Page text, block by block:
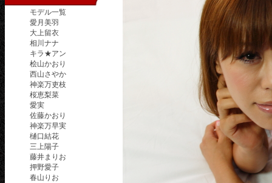
モデル一覧
愛月美羽
大上留衣
相川ナナ
キラ★アン
桧山かおり
西山さやか
神楽万吏枝
桜恵梨菜
愛実
佐藤かおり
神楽万早実
樋口結花
三上陽子
藤井まりお
押野愛子
春山りお